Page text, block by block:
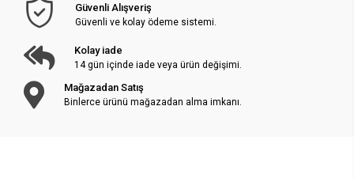
Güvenli Alışveriş
Güvenli ve kolay ödeme sistemi.
Kolay iade
14 gün içinde iade veya ürün değişimi.
Mağazadan Satış
Binlerce ürünü mağazadan alma imkanı.